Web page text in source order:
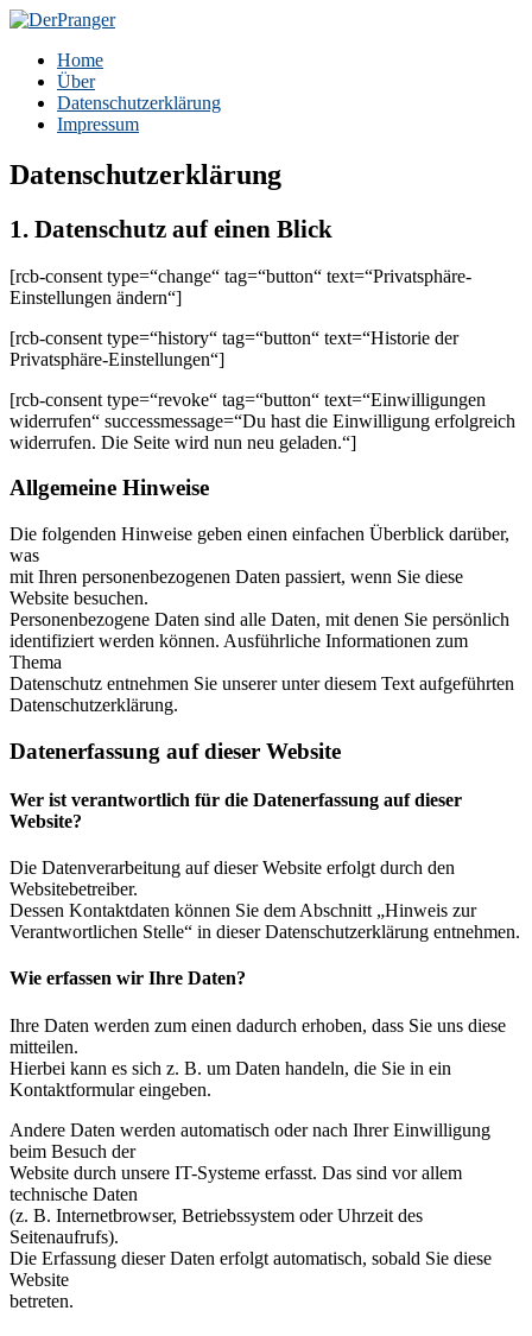
Zum
springen
DerPranger
Finanzen, Freiheit, Prangerei
Home
Über
Datenschutzerklärung
Impressum
Datenschutzerklärung
1. Datenschutz auf einen Blick
[rcb-consent type=“change“ tag=“button“ text=“Privatsphäre-
Einstellungen ändern“]
[rcb-consent type=“history“ tag=“button“ text=“Historie der
Privatsphäre-Einstellungen“]
[rcb-consent type=“revoke“ tag=“button“ text=“Einwilligungen
widerrufen“ successmessage=“Du hast die Einwilligung erfolgreich
widerrufen. Die Seite wird nun neu geladen.“]
Allgemeine Hinweise
Die folgenden Hinweise geben einen einfachen Überblick darüber,
was
mit Ihren personenbezogenen Daten passiert, wenn Sie diese
Website besuchen.
Personenbezogene Daten sind alle Daten, mit denen Sie persönlich
identifiziert werden können. Ausführliche Informationen zum
Thema
Datenschutz entnehmen Sie unserer unter diesem Text aufgeführten
Datenschutzerklärung.
Datenerfassung auf dieser Website
Wer ist verantwortlich für die Datenerfassung auf dieser
Website?
Die Datenverarbeitung auf dieser Website erfolgt durch den
Websitebetreiber.
Dessen Kontaktdaten können Sie dem Abschnitt „Hinweis zur
Verantwortlichen Stelle“ in dieser Datenschutzerklärung entnehmen.
Wie erfassen wir Ihre Daten?
Ihre Daten werden zum einen dadurch erhoben, dass Sie uns diese
mitteilen.
Hierbei kann es sich z. B. um Daten handeln, die Sie in ein
Kontaktformular eingeben.
Andere Daten werden automatisch oder nach Ihrer Einwilligung
beim Besuch der
Website durch unsere IT-Systeme erfasst. Das sind vor allem
technische Daten
(z. B. Internetbrowser, Betriebssystem oder Uhrzeit des
Seitenaufrufs).
Die Erfassung dieser Daten erfolgt automatisch, sobald Sie diese
Website
betreten.